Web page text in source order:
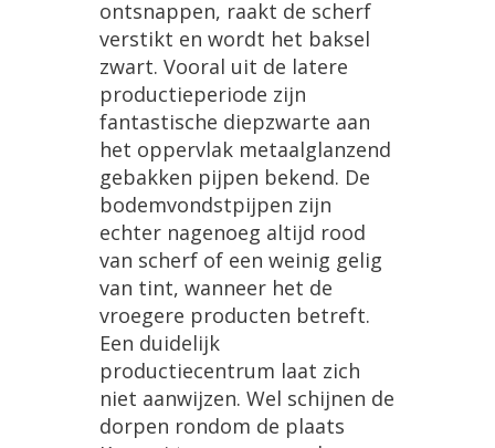
ontsnappen, raakt de scherf
verstikt en wordt het baksel
zwart. Vooral uit de latere
productieperiode zijn
fantastische diepzwarte aan
het oppervlak metaalglanzend
gebakken pijpen bekend. De
bodemvondstpijpen zijn
echter nagenoeg altijd rood
van scherf of een weinig gelig
van tint, wanneer het de
vroegere producten betreft.
Een duidelijk
productiecentrum laat zich
niet aanwijzen. Wel schijnen de
dorpen rondom de plaats